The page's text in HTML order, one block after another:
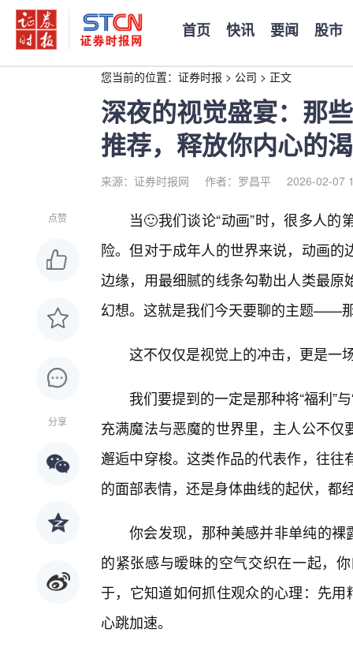
首页 快讯 要闻 股市
您当前的位置： 证券时报 > 公司 > 正文
深夜的视觉盛宴：那
推荐，释放你内心的
来源：证券时报网 作者：罗昌平 2026-02-07
点赞
分享
当🙂我们谈论“动画”时，很多人
险。但对于成年人的世界来说，动画
边缘，用最细腻的线条勾勒出人类最
幻想。这就是我们今天要聊的主题——
这不仅仅是视觉上的冲击，更是一
我们要提到的一定是那种将“福利”
充满魔法与恶魔的世界里，主人公不
邂逅中穿梭。这类作品的代表作，往
的面部表情，还是身体曲线的起伏，都
你会发现，那种美感并非单纯的裸
的紧张感与暧昧的空气交织在一起，
于，它知道如何抓住观众的心理：先
心跳加速。